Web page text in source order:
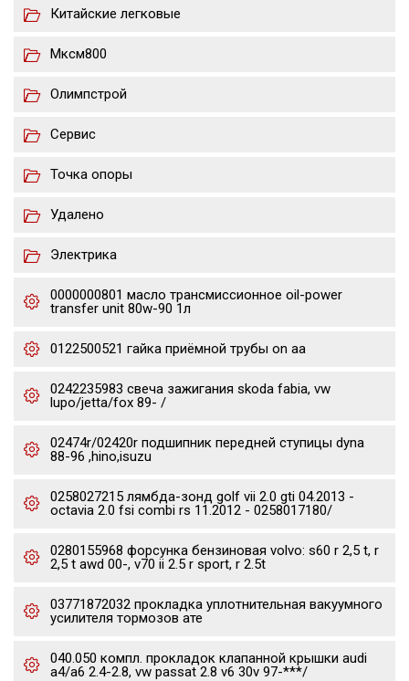
Китайские легковые
Мксм800
Олимпстрой
Сервис
Точка опоры
Удалено
Электрика
0000000801 масло трансмиссионное oil-power
transfer unit 80w-90 1л
0122500521 гайка приёмной трубы on aa
0242235983 свеча зажигания skoda fabia, vw
lupo/jetta/fox 89- /
02474r/02420r подшипник передней ступицы dyna
88-96 ,hino,isuzu
0258027215 лямбда-зонд golf vii 2.0 gti 04.2013 -
octavia 2.0 fsi combi rs 11.2012 - 0258017180/
0280155968 форсунка бензиновая volvo: s60 r 2,5 t, r
2,5 t awd 00-, v70 ii 2.5 r sport, r 2.5t
03771872032 прокладка уплотнительная вакуумного
усилителя тормозов ате
040.050 компл. прокладок клапанной крышки audi
a4/a6 2.4-2.8, vw passat 2.8 v6 30v 97-***/